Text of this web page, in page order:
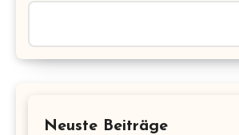
Neuste Beiträge